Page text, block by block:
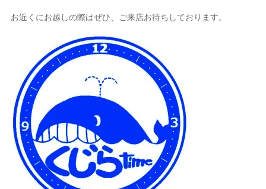
お近くにお越しの際はぜひ、ご来店お待ちしております。